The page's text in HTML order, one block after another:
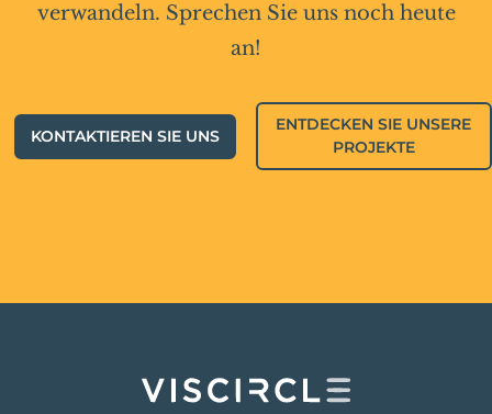
verwandeln. Sprechen Sie uns noch heute
an!
KONTAKTIEREN SIE UNS
ENTDECKEN SIE UNSERE
PROJEKTE